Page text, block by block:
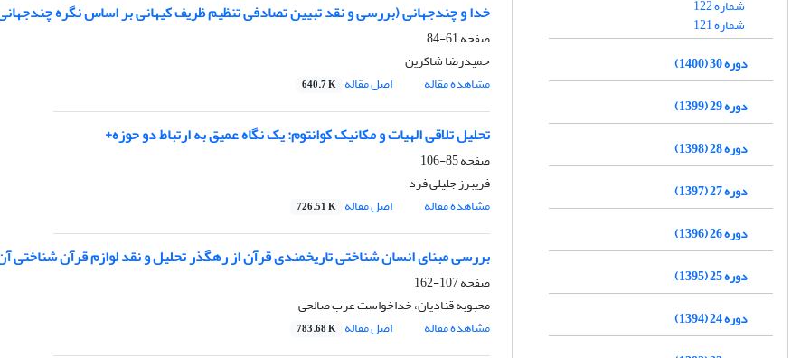
خدا و چندجهانی (بررسی و نقد تبیین تصادفی تنظیم ظریف کیهانی بر اساس نگره
صفحه61-84
حمیدرضا شاکرین
مشاهده مقاله
اصل مقاله 640.7 K
تحلیل تلاقی الهیات و مکانیک کوانتوم: یک نگاه عمیق به ارتباط دو حوزه+
صفحه85-106
فریبرز جلیلی فرد
مشاهده مقاله
اصل مقاله 726.51 K
بررسی مبنای انسان شناختی تاریخمندی قرآن از رهگذر تحلیل و نقد لوازم قرآن شناختی
صفحه107-162
محبوبه قنادیان، خداخواست عرب صالحی
مشاهده مقاله
اصل مقاله 783.68 K
شماره 122
شماره 121
دوره 30 (1400)
دوره 29 (1399)
دوره 28 (1398)
دوره 27 (1397)
دوره 26 (1396)
دوره 25 (1395)
دوره 24 (1394)